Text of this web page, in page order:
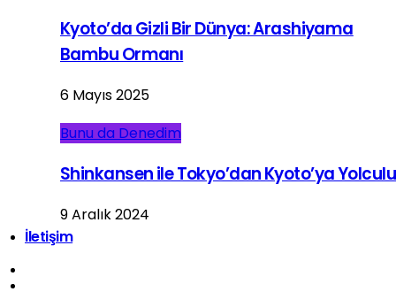
Kyoto’da Gizli Bir Dünya: Arashiyama
Bambu Ormanı
6 Mayıs 2025
Bunu da Denedim
Shinkansen ile Tokyo’dan Kyoto’ya
9 Aralık 2024
İletişim